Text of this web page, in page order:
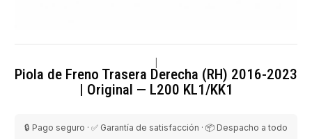
Piola de Freno Trasera Derecha (RH) 2016-2023
| Original — L200 KL1/KK1
🔒 Pago seguro · ✅ Garantía de satisfacción · 📦 Despacho a todo